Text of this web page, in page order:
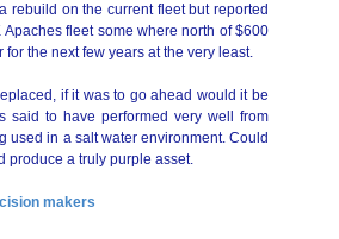
rebuild on the current fleet but reported
fleet some where north of $600
the next few years at the very least.
if it was to go ahead would it be
said to have performed very well from
used in a salt water environment. Could
produce a truly purple asset.
makers